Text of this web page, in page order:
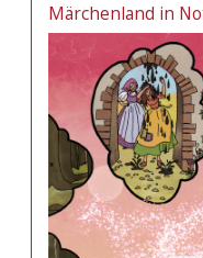
Märchenland in